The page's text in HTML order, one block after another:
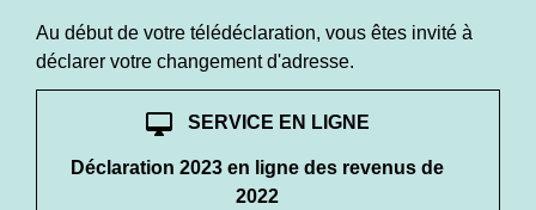
Au début de votre télédéclaration, vous êtes invité à
déclarer votre changement d'adresse.
desktop_mac SERVICE EN LIGNE
Déclaration 2023 en ligne des revenus de
2022